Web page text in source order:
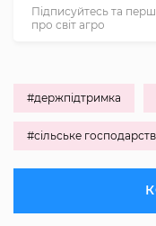
Підписуйтесь та
про світ агро
#держпідтримка
#сільське